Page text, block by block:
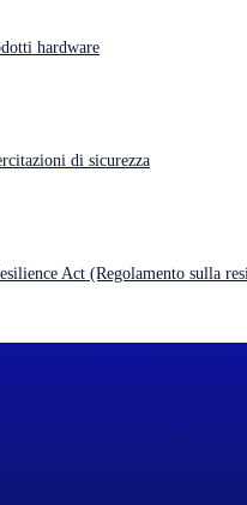
immediata
hardware
di sicurezza
Act (Regolamento sulla